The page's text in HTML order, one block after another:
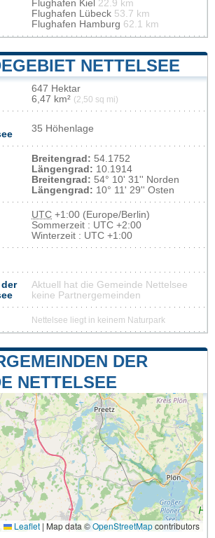
Flughafen Kiel 22.9 km
Flughafen Lübeck 53.7 km
Flughafen Hamburg 62.1 km
NETTELSEE
647 Hektar
6,47 km² (2,50 sq mi)
35 Höhenlage
Breitengrad: 54.1752
Längengrad: 10.1914
Breitengrad: 54° 10' 31'' Norden
Längengrad: 10° 11' 29'' Osten
UTC +1:00 (Europe/Berlin)
Sommerzeit : UTC +2:00
Winterzeit : UTC +1:00
Aktuell hat die Gemeinde Nettelsee
keine Partnergemeinden
Nettelsee liegt in keinem Naturpark
DER
NETTELSEE
Leaflet | Map data ©OpenStreetMapcontributors